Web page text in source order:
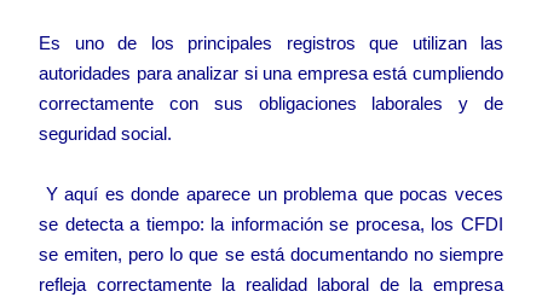
Es uno de los principales registros que utilizan las
autoridades para analizar si una empresa está cumpliendo
correctamente con sus obligaciones laborales y de
seguridad social.
Y aquí es donde aparece un problema que pocas veces
se detecta a tiempo: la información se procesa, los CFDI
se emiten, pero lo que se está documentando no siempre
refleja correctamente la realidad laboral de la empresa